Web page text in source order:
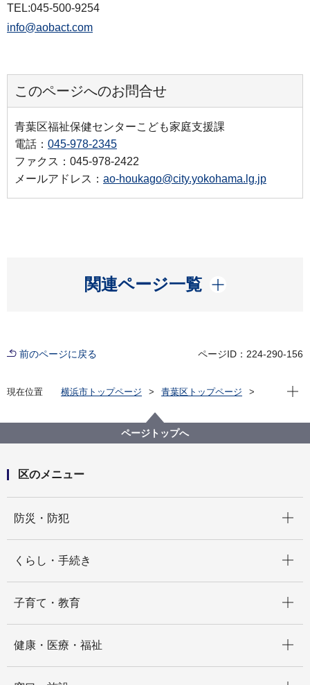
TEL:045-500-9254
info@aobact.com
このページへのお問合せ
青葉区福祉保健センターこども家庭支援課
電話： 045-978-2345
ファクス：045-978-2422
メールアドレス： ao-houkago@city.yokohama.lg.jp
関連ページ一覧
開く
前のページに戻る ページID：224-290-156
現在位置 横浜市トップページ
青葉区トップページ
青葉区青少年の地域活動拠点（あおばコミュニティ・
現在
ページトップへ
区のメニュー
防災・防犯
くらし・手続き
子育て・教育
健康・医療・福祉